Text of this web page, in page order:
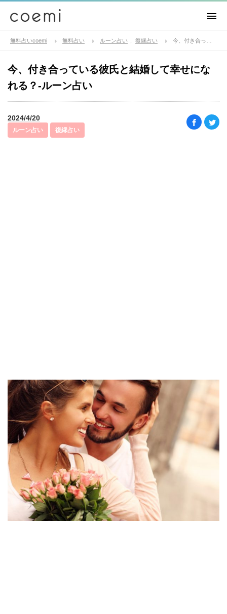
無料占いcoemi 無料占い ルーン占い 復縁占い
今、付き合っている彼氏と結婚して幸せにな
れる？-ルーン占い
2024/4/20
ルーン占い 復縁占い